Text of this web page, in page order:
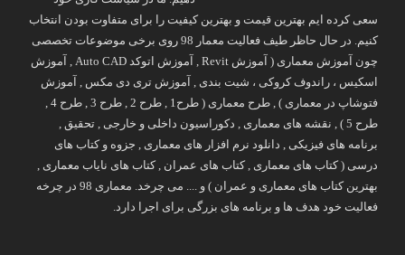
سعی کرده ایم بهترین قیمت و بهترین کیفیت را برای متفاوت بودن انتخاب
کنیم. در حال حاظر طیف فعالیت معمار 98 روی برخی موضوعات تخصصی
چون آموزش معماری ( آموزش Revit , آموزش اتوکد Auto CAD , آموزش
اسکیس ، راندوف کروکی ، شیت بندی , آموزش تری دی مکس , آموزش
فتوشاپ در معماری ) , طرح معماری ( طرح1 , طرح 2 , طرح 3 , طرح 4 ,
طرح 5 ) , نقشه های معماری , دکوراسیون داخلی و خارجی , تحقیق ,
برنامه های فیزیکی , دانلود نرم افزار های معماری , جزوه و کتاب های
درسی ( کتاب های معماری , کتاب های عمران , کتاب های نایاب معماری ,
بهترین کتاب های معماری و عمران ) و .... می چرخد. معماری 98 در چرخه
فعالیت خود هدف ها و برنامه های بزرگی برای اجرا دارد.